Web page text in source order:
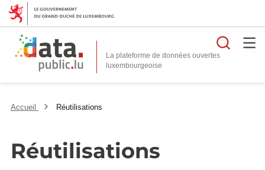
La plateforme de données ouvertes
Accueil Réutilisations
Réutilisations